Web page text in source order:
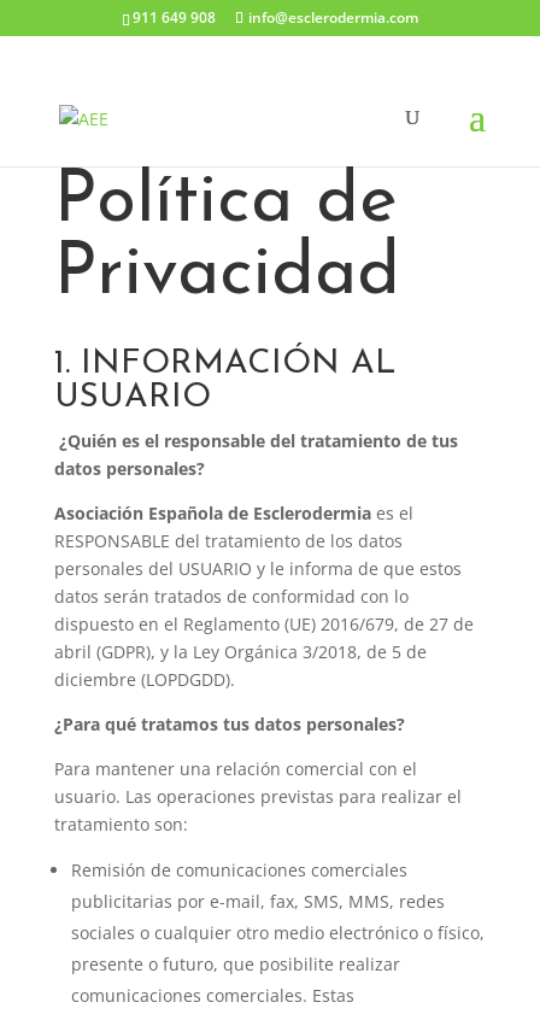
911 649 908 info@esclerodermia.com
Política de
Privacidad
1. INFORMACIÓN AL
USUARIO
¿Quién es el responsable del tratamiento de tus
datos personales?
Asociación Española de Esclerodermia es el
RESPONSABLE del tratamiento de los datos
personales del USUARIO y le informa de que estos
datos serán tratados de conformidad con lo
dispuesto en el Reglamento (UE) 2016/679, de 27 de
abril (GDPR), y la Ley Orgánica 3/2018, de 5 de
diciembre (LOPDGDD).
¿Para qué tratamos tus datos personales?
Para mantener una relación comercial con el
usuario. Las operaciones previstas para realizar el
tratamiento son:
Remisión de comunicaciones comerciales
publicitarias por e-mail, fax, SMS, MMS, redes
sociales o cualquier otro medio electrónico o físico,
presente o futuro, que posibilite realizar
comunicaciones comerciales. Estas